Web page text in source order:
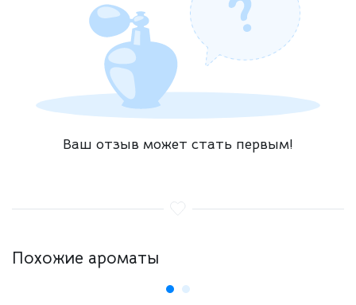
Ваш отзыв может стать первым!
Похожие ароматы